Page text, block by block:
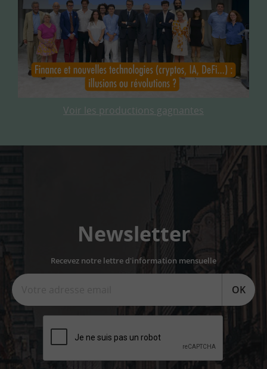
Voir les productions gagnantes
Newsletter
Recevez notre lettre d'information mensuelle
OK